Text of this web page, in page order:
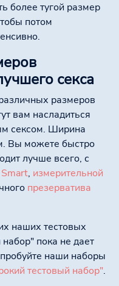
более тугой размер
потом
секса
размеров
вам насладиться
сексом. Ширина
Вы можете быстро
лучше всего, с
Smart, измерительной
презерватива
наших тестовых
пока не дает
наши наборы
тестовый набор".